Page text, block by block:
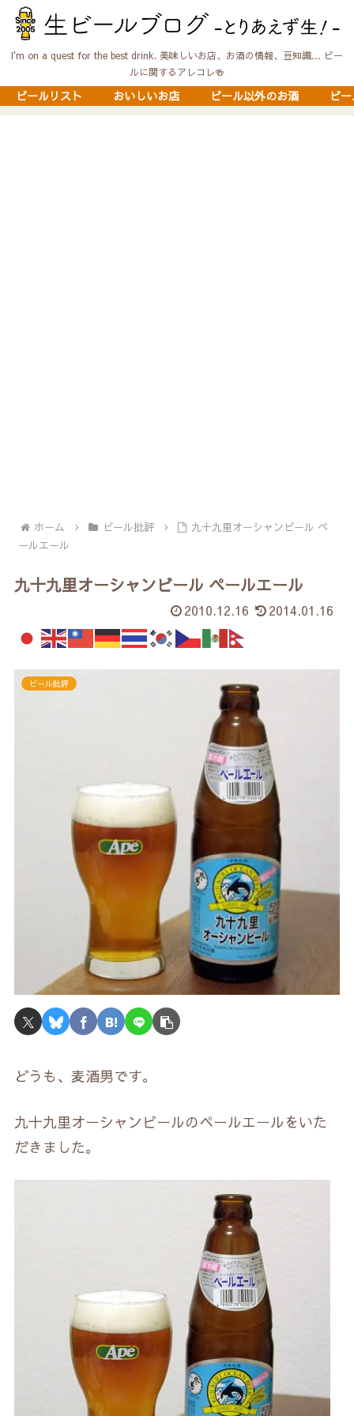
I'm on a quest for the best drink. 美味しいお店、お酒の情報、豆知識… ビー
ルに関するアレコレ🍻
ビールリスト おいしいお店 ビール以外のお酒 ビ
ホーム ビール批評
九十九里オーシャンビール ペ
ールエール
九十九里オーシャンビール ペールエール
2010.12.16 2014.01.16
ビール批評
どうも、麦酒男です。
九十九里オーシャンビールのペールエールをいた
だきました。